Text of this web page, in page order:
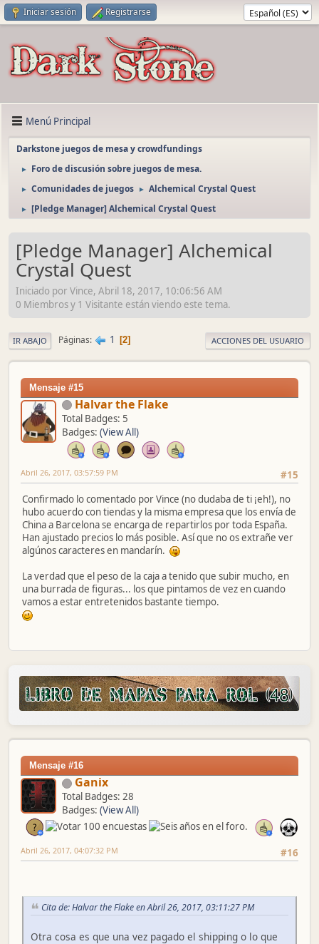
Iniciar sesión Registrarse
Menú Principal
Darkstone juegos de mesa y crowdfundings
► Foro de discusión sobre juegos de mesa.
► Comunidades de juegos ► Alchemical Crystal Quest
► [Pledge Manager] Alchemical Crystal Quest
[Pledge Manager] Alchemical
Crystal Quest
Iniciado por Vince, Abril 18, 2017, 10:06:56 AM
0 Miembros y 1 Visitante están viendo este tema.
IR ABAJO Páginas 1 2 ACCIONES DEL USUARIO
Mensaje #15
Halvar the Flake
Total Badges: 5
Badges: (View All)
#15
Abril 26, 2017, 03:57:59 PM
Confirmado lo comentado por Vince (no dudaba de ti ¡eh!), no
hubo acuerdo con tiendas y la misma empresa que los envía de
China a Barcelona se encarga de repartirlos por toda España.
Han ajustado precios lo más posible. Así que no os extrañe ver
algúnos caracteres en mandarín.
La verdad que el peso de la caja a tenido que subir mucho, en
una burrada de figuras... los que pintamos de vez en cuando
vamos a estar entretenidos bastante tiempo.
Mensaje #16
Ganix
Total Badges: 28
Badges: (View All)
#16
Abril 26, 2017, 04:07:32 PM
Cita de: Halvar the Flake en Abril 26, 2017, 03:11:27 PM
Otra cosa es que una vez pagado el shipping o lo que